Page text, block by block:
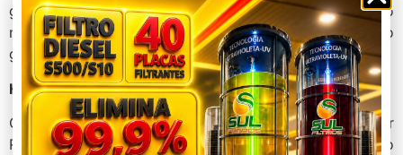
gestão, que coloca o servidor público e o cidadão
mineiro sempre em primeiro lugar”, destacou o
governador.
Histórico
Quando assumiu o Estado, em 2019, o governador
Romeu Zema herdou o pagamento do 13º do